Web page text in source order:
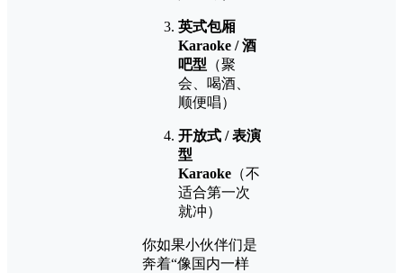
英式包厢
Karaoke / 酒
吧型 （聚
会、喝酒、
顺便唱）
开放式 / 表演
型
Karaoke （不
适合第一次
就冲）
你如果小伙伴们是
奔着“像国内一样